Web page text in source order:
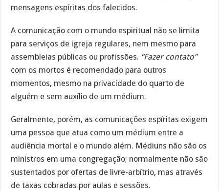
mensagens espíritas dos falecidos.
A comunicação com o mundo espiritual não se limita
para serviços de igreja regulares, nem mesmo para
assembleias públicas ou profissões. “Fazer contato”
com os mortos é recomendado para outros
momentos, mesmo na privacidade do quarto de
alguém e sem auxílio de um médium.
Geralmente, porém, as comunicações espíritas exigem
uma pessoa que atua como um médium entre a
audiência mortal e o mundo além. Médiuns não são os
ministros em uma congregação; normalmente não são
sustentados por ofertas de livre-arbítrio, mas através
de taxas cobradas por aulas e sessões.